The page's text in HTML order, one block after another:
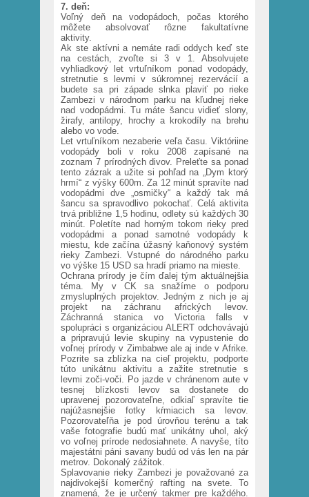
7. deň:
Voľný deň na vodopádoch, počas ktorého
môžete absolvovať rôzne fakultatívne
aktivity.
Ak ste aktívni a nemáte radi oddych keď ste
na cestách, zvoľte si 3 v 1. Absolvujete
vyhliadkový let vrtuľníkom ponad vodopády,
stretnutie s levmi v súkromnej rezervácií a
budete sa pri západe slnka plaviť po rieke
Zambezi v národnom parku na kľudnej rieke
nad vodopádmi. Tu máte šancu vidieť slony,
žirafy, antilopy, hrochy a krokodíly na brehu
alebo vo vode.
Let vrtuľníkom nezaberie veľa času. Viktóriine
vodopády boli v roku 2008 zapísané na
zoznam 7 prírodných divov. Preleťte sa ponad
tento zázrak a užite si pohľad na „Dym ktorý
hrmí“ z výšky 600m. Za 12 minút spravíte nad
vodopádmi dve „osmičky“ a každý tak má
šancu sa spravodlivo pokochať. Celá aktivita
trvá približne 1,5 hodinu, odlety sú každých 30
minút. Poletíte nad horným tokom rieky pred
vodopádmi a ponad samotné vodopády k
miestu, kde začína úžasný kaňonový systém
rieky Zambezi. Vstupné do národného parku
vo výške 15 USD sa hradí priamo na mieste.
Ochrana prírody je čím ďalej tým aktuálnejšia
téma. My v CK sa snažíme o podporu
zmysluplných projektov. Jedným z nich je aj
projekt na záchranu afrických levov.
Záchranná stanica vo Victoria falls v
spolupráci s organizáciou ALERT odchovávajú
a pripravujú levie skupiny na vypustenie do
voľnej prírody v Zimbabwe ale aj inde v Afrike.
Pozrite sa zblízka na cieľ projektu, podporte
túto unikátnu aktivitu a zažite stretnutie s
levmi zoči-voči. Po jazde v chránenom aute v
tesnej blízkosti levov sa dostanete do
upravenej pozorovateľne, odkiaľ spravíte tie
najúžasnejšie fotky kŕmiacich sa levov.
Pozorovateľňa je pod úrovňou terénu a tak
vaše fotografie budú mať unikátny uhol, aký
vo voľnej prírode nedosiahnete. A navyše, títo
majestátni páni savany budú od vás len na pár
metrov. Dokonalý zážitok.
Splavovanie rieky Zambezi je považované za
najdivokejší komerčný rafting na svete. To
znamená, že je určený takmer pre každého.